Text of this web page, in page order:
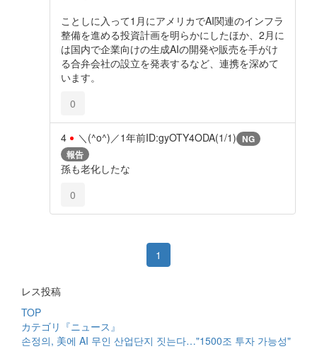
ことしに入って1月にアメリカでAI関連のインフラ
整備を進める投資計画を明らかにしたほか、2月に
は国内で企業向けの生成AIの開発や販売を手がけ
る合弁会社の設立を発表するなど、連携を深めて
います。
0
4 ＼(^o^)／1年前ID:gyOTY4ODA(1/1) NG
報告
孫も老化したな
0
1
レス投稿
TOP
カテゴリ『ニュース』
손정의, 美에 AI 무인 산업단지 짓는다…"1500조 투자 가능성"